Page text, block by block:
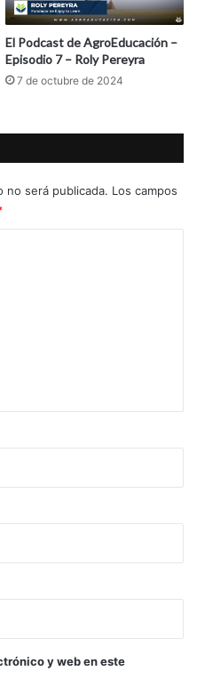
El Podcast de AgroEducación –
Episodio 7 – Roly Pereyra
7 de octubre de 2024
no será publicada. Los campos
y web en este